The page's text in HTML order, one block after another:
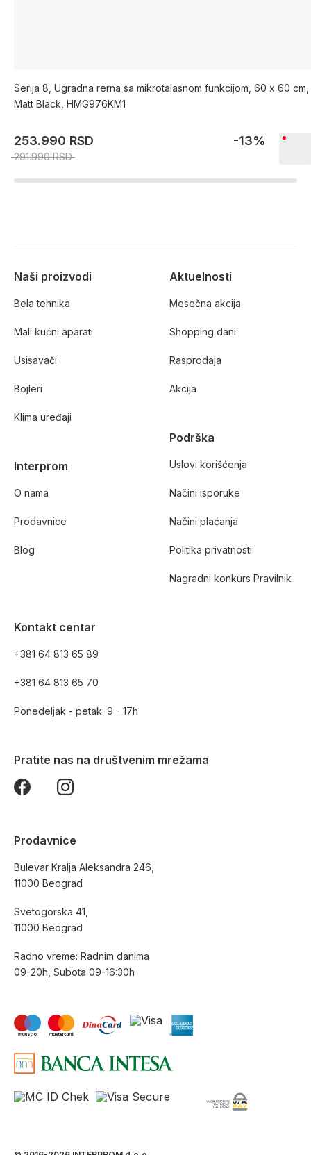
Serija 8, Ugradna rerna sa mikrotalasnom funkcijom, 60 x 60 cm,
Matt Black, HMG976KM1
253.990 RSD
291.990 RSD
-13%
Naši proizvodi
Bela tehnika
Mali kućni aparati
Usisavači
Bojleri
Klima uređaji
Interprom
O nama
Prodavnice
Blog
Aktuelnosti
Mesečna akcija
Shopping dani
Rasprodaja
Akcija
Podrška
Uslovi korišćenja
Načini isporuke
Načini plaćanja
Politika privatnosti
Nagradni konkurs Pravilnik
Kontakt centar
+381 64 813 65 89
+381 64 813 65 70
Ponedeljak - petak: 9 - 17h
Pratite nas na društvenim mrežama
Prodavnice
Bulevar Kralja Aleksandra 246,
11000 Beograd
Svetogorska 41,
11000 Beograd
Radno vreme: Radnim danima
09-20h, Subota 09-16:30h